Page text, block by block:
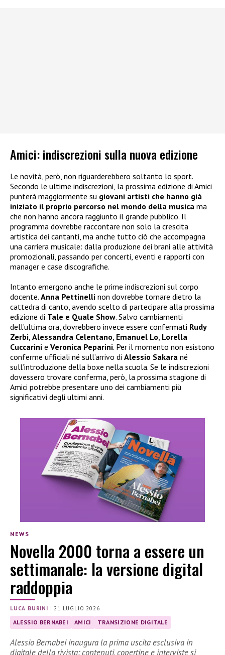
Amici: indiscrezioni sulla nuova edizione
Le novità, però, non riguarderebbero soltanto lo sport.
Secondo le ultime indiscrezioni, la prossima edizione di Amici
punterà maggiormente su giovani artisti che hanno già
iniziato il proprio percorso nel mondo della musica ma
che non hanno ancora raggiunto il grande pubblico. Il
programma dovrebbe raccontare non solo la crescita
artistica dei cantanti, ma anche tutto ciò che accompagna
una carriera musicale: dalla produzione dei brani alle attività
promozionali, passando per concerti, eventi e rapporti con
manager e case discografiche.
Intanto emergono anche le prime indiscrezioni sul corpo
docente. Anna Pettinelli non dovrebbe tornare dietro la
cattedra di canto, avendo scelto di partecipare alla prossima
edizione di Tale e Quale Show. Salvo cambiamenti
dell’ultima ora, dovrebbero invece essere confermati Rudy
Zerbi Alessandra Celentano Emanuel Lo Lorella
Cuccarini e Veronica Peparini. Per il momento non esistono
conferme ufficiali né sull’arrivo di Alessio Sakara né
sull’introduzione della boxe nella scuola. Se le indiscrezioni
dovessero trovare conferma, però, la prossima stagione di
Amici potrebbe presentare uno dei cambiamenti più
significativi degli ultimi anni.
NEWS
Novella 2000 torna a essere un
settimanale: la versione digital
raddoppia
LUCA BURINI |21 LUGLIO 2026
ALESSIO BERNABEI AMICI TRANSIZIONE DIGITALE
Alessio Bernabei inaugura la prima uscita esclusiva in
digitale della rivista: contenuti, copertine e interviste si